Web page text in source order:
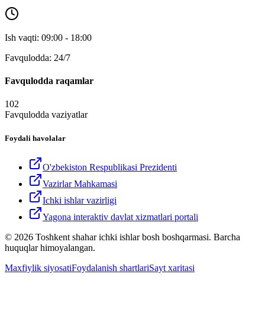
Ish vaqti: 09:00 - 18:00
Favqulodda: 24/7
Favqulodda raqamlar
102
Favqulodda vaziyatlar
Foydali havolalar
O'zbekiston Respublikasi Prezidenti
Vazirlar Mahkamasi
Ichki ishlar vazirligi
Yagona interaktiv davlat xizmatlari portali
© 2026 Toshkent shahar ichki ishlar bosh boshqarmasi. Barcha
huquqlar himoyalangan.
Maxfiylik siyosatiFoydalanish shartlariSayt xaritasi